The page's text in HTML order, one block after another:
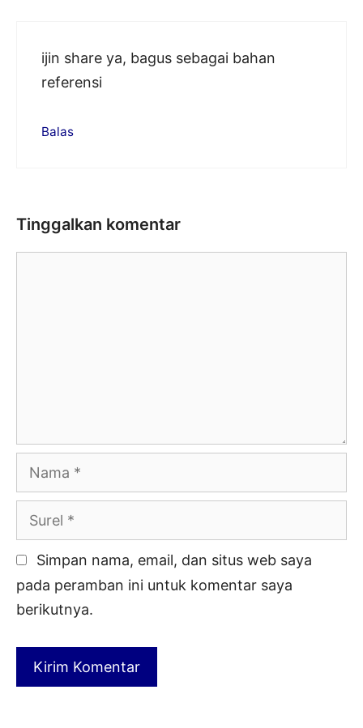
ijin share ya, bagus sebagai bahan
referensi
Balas
Tinggalkan komentar
Nama
Surel
Simpan nama, email, dan situs web saya
pada peramban ini untuk komentar saya
berikutnya.